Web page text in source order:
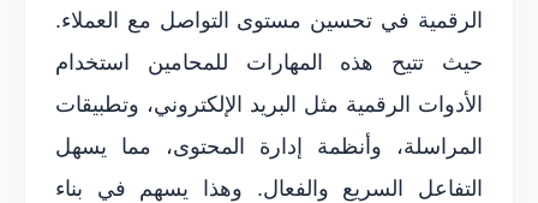
الرقمية في تحسين مستوى التواصل مع العملاء.
حيث تتيح هذه المهارات للمحامين استخدام
الأدوات الرقمية مثل البريد الإلكتروني، وتطبيقات
المراسلة، وأنظمة إدارة المحتوى، مما يسهل
التفاعل السريع والفعال. وهذا يسهم في بناء